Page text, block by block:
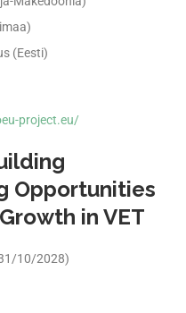
(Eesti)
project.eu/
Opportunities
in VET
10/2028)